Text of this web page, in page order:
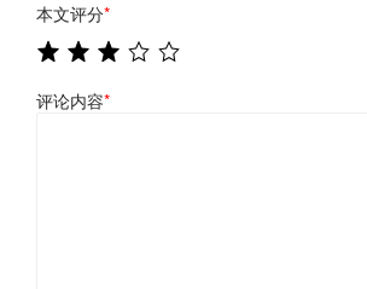
本文评分*
评论内容*